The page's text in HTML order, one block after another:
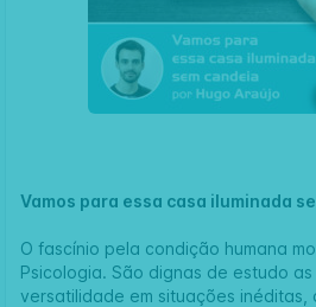
Vamos para essa casa iluminada
O fascínio pela condição humana
Psicologia. São dignas de estudo
versatilidade em situações inéditas,